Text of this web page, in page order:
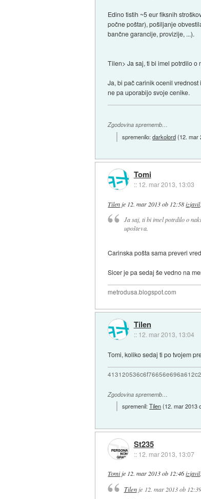
Edino tistih ~5 eur fiksnih
počne poštar), pošiljanje
bančne garancije, provizije, ...).
Tilen> Ja saj, ti bi imel potrdilo o
Ja, bi pač carinik ocenil
ne pa uporabijo svoje cenike.
Zgodovina sprememb…
spremenilo:darkolord(12. mar
Tomi
:: 12. mar 2013, 13:03
Tilen je 12. mar 2013 ob 12:58 izjavil:
Ja saj, ti bi imel potrdilo o
upošteva.
Carinska pošta sama preveri
Sicer je pa sedaj še vedno na
metrodusa.blogspot.com
Tilen
:: 12. mar 2013, 13:04
Tomi, koliko sedaj ti po tvojem
Zgodovina sprememb…
spremenil:Tilen(12. mar 2013
St235
:: 12. mar 2013, 13:07
Tomije 12. mar 2013 ob 12:46 izjavil:
Tilenje 12. mar 2013 ob 12:39